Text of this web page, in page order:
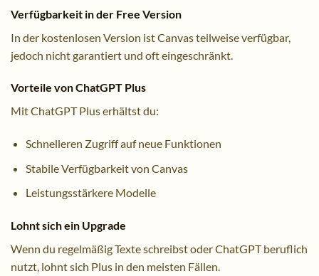
Verfügbarkeit in der Free Version
In der kostenlosen Version ist Canvas teilweise verfügbar,
jedoch nicht garantiert und oft eingeschränkt.
Vorteile von ChatGPT Plus
Mit ChatGPT Plus erhältst du:
Schnelleren Zugriff auf neue Funktionen
Stabile Verfügbarkeit von Canvas
Leistungsstärkere Modelle
Lohnt sich ein Upgrade
Wenn du regelmäßig Texte schreibst oder ChatGPT beruflich
nutzt, lohnt sich Plus in den meisten Fällen.